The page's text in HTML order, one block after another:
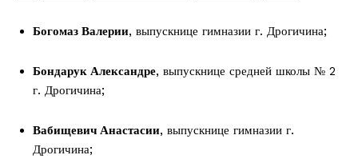
Богомаз Валерии, выпускнице гимназии г. Дрогичина;
Бондарук Александре, выпускнице средней школы № 2
г. Дрогичина;
Вабищевич Анастасии, выпускнице гимназии г.
Дрогичина;